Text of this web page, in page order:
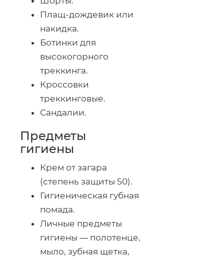
Плащ-дождевик или
накидка.
Ботинки для
высокогорного
треккинга.
Кроссовки
треккинговые.
Сандалии.
Предметы
гигиены
Крем от загара
(степень защиты 50).
Гигиеническая губная
помада.
Личные предметы
гигиены — полотенце,
мыло, зубная щетка,